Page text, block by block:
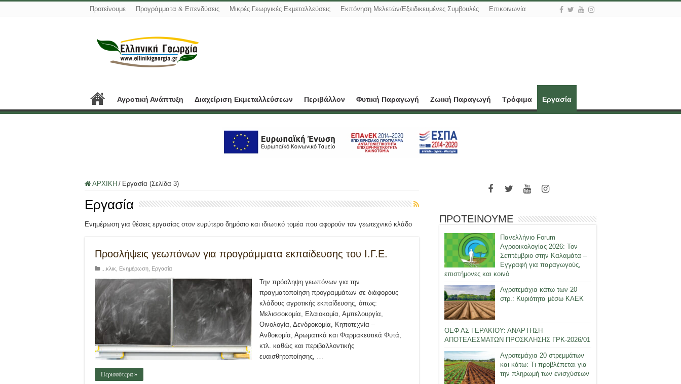
Προτείνουμε Προγράμματα & Επενδύσεις Μικρές Γεωργικές Εκμεταλλεύσεις Εκπόνηση Μελετών/Εξειδικευμένες Συμβουλές Επικοινωνία
Αγροτική Ανάπτυξη Διαχείριση Εκμεταλλεύσεων Περιβάλλον Φυτική Παραγωγή Ζωική Παραγωγή Τρόφιμα Εργασία
ΑΡΧΙΚΗ / Εργασία (Σελίδα 3)
Εργασία
Ενημέρωση για θέσεις εργασίας στον ευρύτερο δημόσιο και ιδιωτικό τομέα που αφορούν τον γεωτεχνικό κλάδο
Προσλήψεις γεωπόνων για προγράμματα εκπαίδευσης του Ι.Γ.Ε.
...κλικ Ενημέρωση Εργασία
Την πρόσληψη γεωπόνων για την
πραγματοποίηση προγραμμάτων σε διάφορους
κλάδους αγροτικής εκπαίδευσης, όπως:
Μελισσοκομία, Ελαιοκομία, Αμπελουργία,
Οινολογία, Δενδροκομία, Κηποτεχνία –
Ανθοκομία, Αρωματικά και Φαρμακευτικά Φυτά,
κτλ. καθώς και περιβαλλοντικής
ευαισθητοποίησης, …
Περισσότερα »
ΠΡΟΤΕΙΝΟΥΜΕ
Πανελλήνιο Forum
Αγροοικολογίας 2026: Τον
Σεπτέμβριο στην Καλαμάτα –
Εγγραφή για παραγωγούς,
επιστήμονες και κοινό
Αγροτεμάχια κάτω των 20
στρ.: Κυριότητα μέσω ΚΑΕΚ
ΟΕΦ ΑΣ ΓΕΡΑΚΙΟΥ: ΑΝΑΡΤΗΣΗ
ΑΠΟΤΕΛΕΣΜΑΤΩΝ ΠΡΟΣΚΛΗΣΗΣ ΓΡΚ-2026/01
Αγροτεμάχια 20 στρεμμάτων
και κάτω: Τι προβλέπεται για
την πληρωμή των ενισχύσεων